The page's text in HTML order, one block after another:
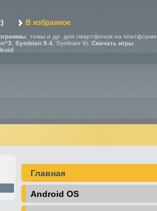
В избранное
, темы и др. для смартфонов на платформе
Symbian 9.4 , Symbian 9). Скачать игры
Главная
Android OS